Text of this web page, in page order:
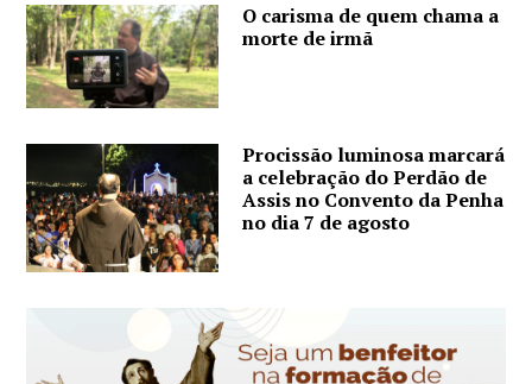
O carisma de quem chama a
morte de irmã
Procissão luminosa marcará
a celebração do Perdão de
Assis no Convento da Penha
no dia 7 de agosto